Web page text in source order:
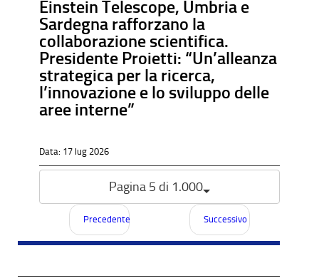
Einstein Telescope, Umbria e
Sardegna rafforzano la
collaborazione scientifica.
Presidente Proietti: “Un’alleanza
strategica per la ricerca,
l’innovazione e lo sviluppo delle
aree interne”
Data: 17 lug 2026
Pagina 5 di 1.000
Precedente Successivo